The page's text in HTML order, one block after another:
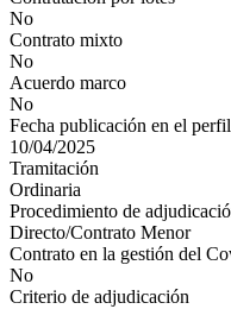
No
Contrato mixto
No
Acuerdo marco
No
Fecha publicación en el
10/04/2025
Tramitación
Ordinaria
Procedimiento de
Directo/Contrato Menor
Contrato en la gestión del
No
Criterio de adjudicación